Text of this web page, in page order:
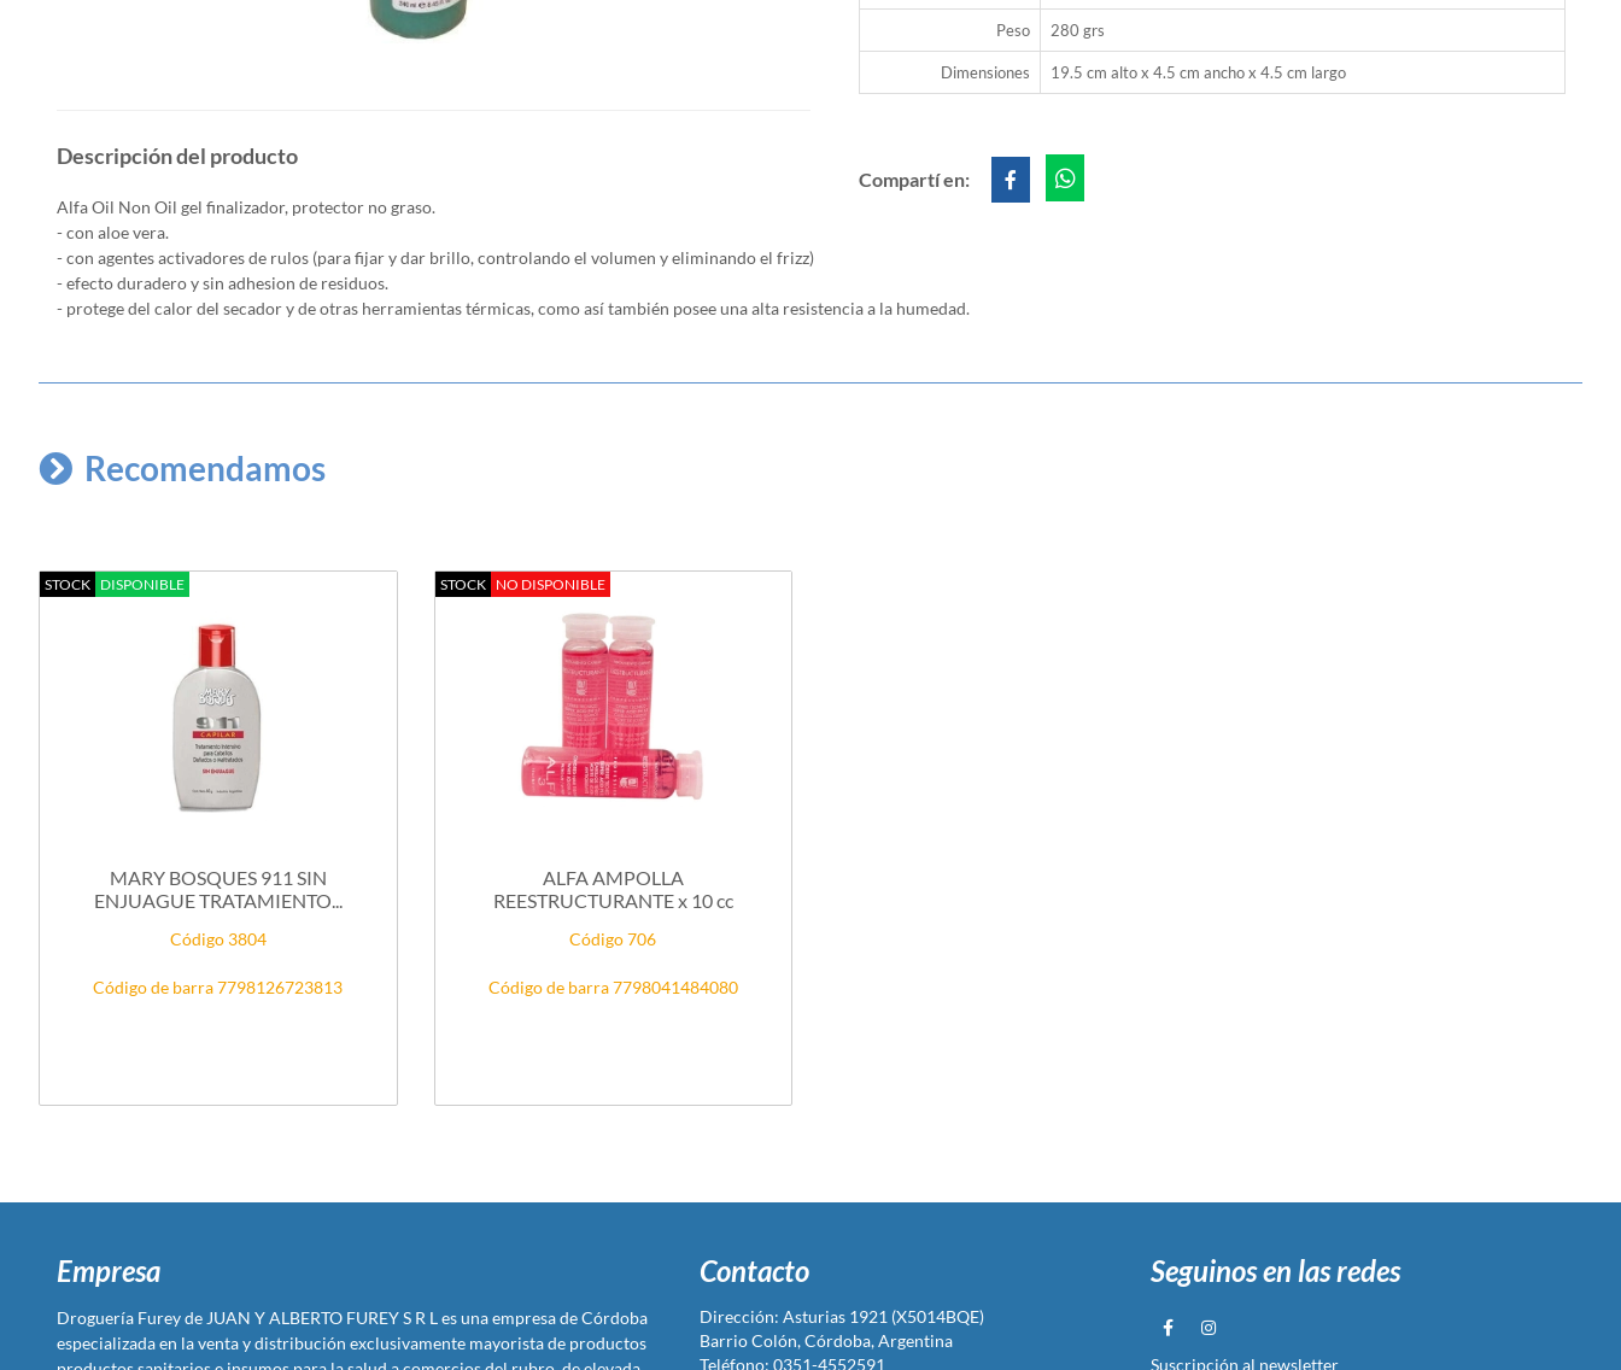
Peso 280 grs
Dimensiones 19.5 cm alto x 4.5 cm ancho x 4.5 cm largo
Compartí en:
Descripción del producto
Alfa Oil Non Oil gel finalizador, protector no graso.
- con aloe vera.
- con agentes activadores de rulos (para fijar y dar brillo, controlando el volumen y eliminando el frizz)
- efecto duradero y sin adhesion de residuos.
- protege del calor del secador y de otras herramientas térmicas, como así también posee una alta resistencia a la humedad.
Recomendamos
STOCK DISPONIBLE
MARY BOSQUES 911 SIN
ENJUAGUE TRATAMIENTO...
Código 3804
Código de barra 7798126723813
STOCK NO DISPONIBLE
ALFA AMPOLLA
REESTRUCTURANTE x 10 cc
Código 706
Código de barra 7798041484080
Empresa
Droguería Furey de JUAN Y ALBERTO FUREY S R L es una empresa de Córdoba
especializada en la venta y distribución exclusivamente mayorista de productos
Contacto
Dirección: Asturias 1921 (X5014BQE)
Barrio Colón, Córdoba, Argentina
Teléfono: 0351-4552591
Seguinos en las redes
Suscripción al newsletter